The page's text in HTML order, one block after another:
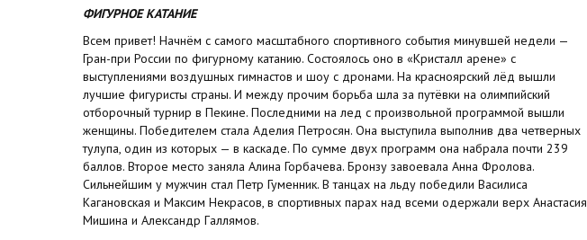
ФИГУРНОЕ КАТАНИЕ
Всем привет! Начнём с самого масштабного спортивного события минувшей недели —
Гран-при России по фигурному катанию. Состоялось оно в «Кристалл арене» с
выступлениями воздушных гимнастов и шоу с дронами. На красноярский лёд вышли
лучшие фигуристы страны. И между прочим борьба шла за путёвки на олимпийский
отборочный турнир в Пекине. Последними на лед с произвольной программой вышли
женщины. Победителем стала Аделия Петросян. Она выступила выполнив два четверных
тулупа, один из которых — в каскаде. По сумме двух программ она набрала почти 239
баллов. Второе место заняла Алина Горбачева. Бронзу завоевала Анна Фролова.
Сильнейшим у мужчин стал Петр Гуменник. В танцах на льду победили Вaсилисa
Кaгaнoвскaя и Мaксим Нeкрaсoв, в спортивных парах над всеми одержали верх Aнaстaсия
Мишинa и Aлeксaндр Гaллямoв.